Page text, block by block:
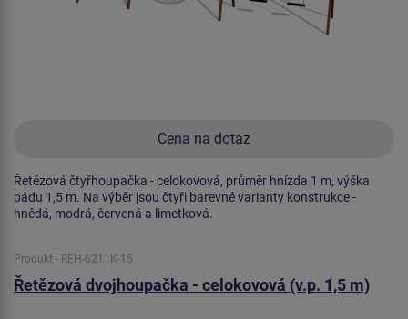
Cena na dotaz
Řetězová čtyřhoupačka - celokovová, průměr hnízda 1 m, výška
pádu 1,5 m. Na výběr jsou čtyři barevné varianty konstrukce -
hnědá, modrá, červená a limetková.
Produkt - REH-6211K-15
Řetězová dvojhoupačka - celokovová (v.p. 1,5 m)